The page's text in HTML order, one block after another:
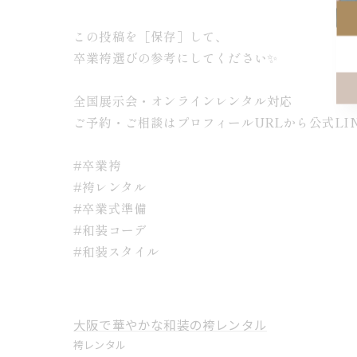
この投稿を［保存］して、
卒業袴選びの参考にしてください✨
全国展示会・オンラインレンタル対応
ご予約・ご相談はプロフィールURLから公式
#卒業袴
#袴レンタル
#卒業式準備
#和装コーデ
#和装スタイル
大阪で華やかな和装の袴レンタル
袴レンタル